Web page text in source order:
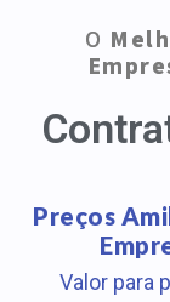
O
Preços
Valor para